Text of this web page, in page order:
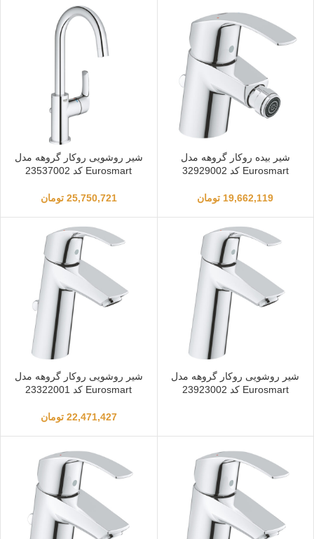
شیر بیده روکار گروهه مدل
Eurosmart کد 32929002
19,662,119 تومان
شیر روشویی روکار گروهه مدل
Eurosmart کد 23537002
25,750,721 تومان
شیر روشویی روکار گروهه مدل
Eurosmart کد 23923002
شیر روشویی روکار گروهه مدل
Eurosmart کد 23322001
22,471,427 تومان